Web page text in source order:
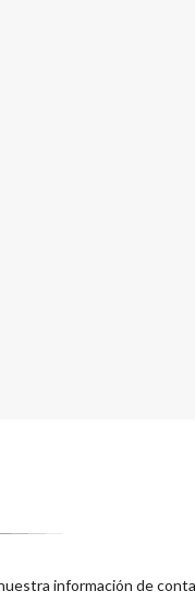
información de